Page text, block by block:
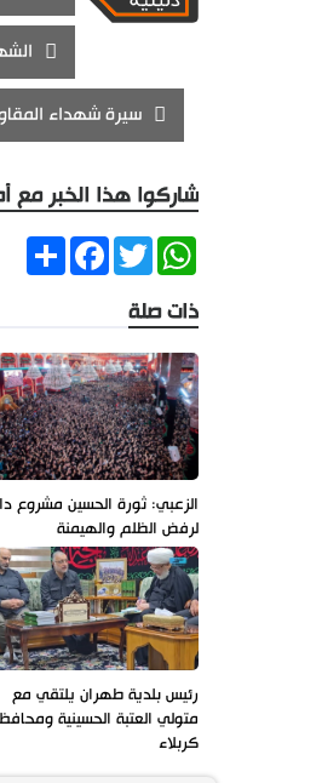
سيرة شهداء
شاركوا هذا الخبر مع
ShareFacebookTwitter
WhatsApp
ذات صلة
الزعبي: ثورة الحسين مشروع
لرفض الظلم والهيمنة
رئيس بلدية طهران يلتقي مع
متولي العتبة الحسينية ومحافظ
كربلاء